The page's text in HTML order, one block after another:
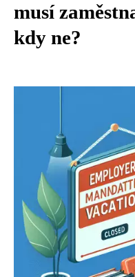
musí
kdy ne?